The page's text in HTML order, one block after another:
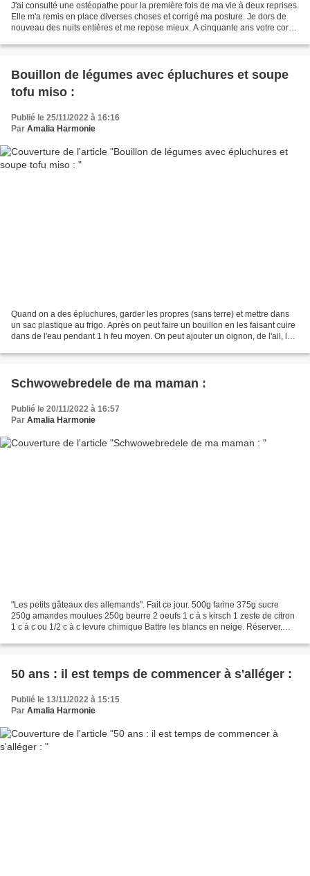
J'ai consulté une ostéopathe pour la première fois de ma vie à deux reprises.
Elle m'a remis en place diverses choses et corrigé ma posture. Je dors de
nouveau des nuits entières et me repose mieux. A cinquante ans votre corps
Bouillon de légumes avec épluchures et soupe
tofu miso :
Publié le 25/11/2022 à 16:16
Par Amalia Harmonie
Quand on a des épluchures, garder les propres (sans terre) et mettre dans
un sac plastique au frigo. Après on peut faire un bouillon en les faisant cuire
dans de l'eau pendant 1 h feu moyen. On peut ajouter un oignon, de l'ail, les
Schwowebredele de ma maman :
Publié le 20/11/2022 à 16:57
Par Amalia Harmonie
"Les petits gâteaux des allemands". Fait ce jour. 500g farine 375g sucre
250g amandes moulues 250g beurre 2 oeufs 1 c à s kirsch 1 zeste de citron
1 c à c ou 1/2 c à c levure chimique Battre les blancs en neige. Réserver.
50 ans : il est temps de commencer à s'alléger :
Publié le 13/11/2022 à 15:15
Par Amalia Harmonie